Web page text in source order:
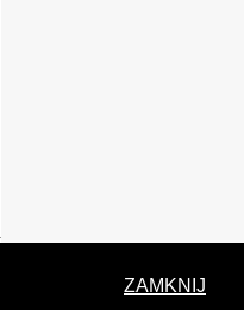
ZAMKNIJ